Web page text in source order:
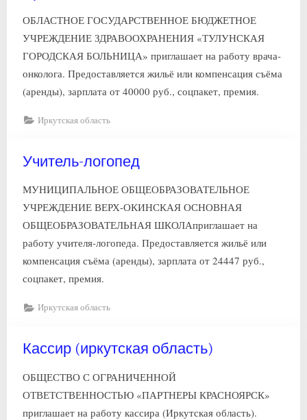
ОБЛАСТНОЕ ГОСУДАРСТВЕННОЕ БЮДЖЕТНОЕ
УЧРЕЖДЕНИЕ ЗДРАВООХРАНЕНИЯ «ТУЛУНСКАЯ
ГОРОДСКАЯ БОЛЬНИЦА» приглашает на работу врача-
онколога. Предоставляется жильё или компенсация съёма
(аренды), зарплата от 40000 руб., соцпакет, премия.
Иркутская область
Учитель-логопед
МУНИЦИПАЛЬНОЕ ОБЩЕОБРАЗОВАТЕЛЬНОЕ
УЧРЕЖДЕНИЕ ВЕРХ-ОКИНСКАЯ ОСНОВНАЯ
ОБЩЕОБРАЗОВАТЕЛЬНАЯ ШКОЛАприглашает на
работу учителя-логопеда. Предоставляется жильё или
компенсация съёма (аренды), зарплата от 24447 руб.,
соцпакет, премия.
Иркутская область
Кассир (иркутская область)
ОБЩЕСТВО С ОГРАНИЧЕННОЙ
ОТВЕТСТВЕННОСТЬЮ «ПАРТНЕРЫ КРАСНОЯРСК»
приглашает на работу кассира (Иркутская область).